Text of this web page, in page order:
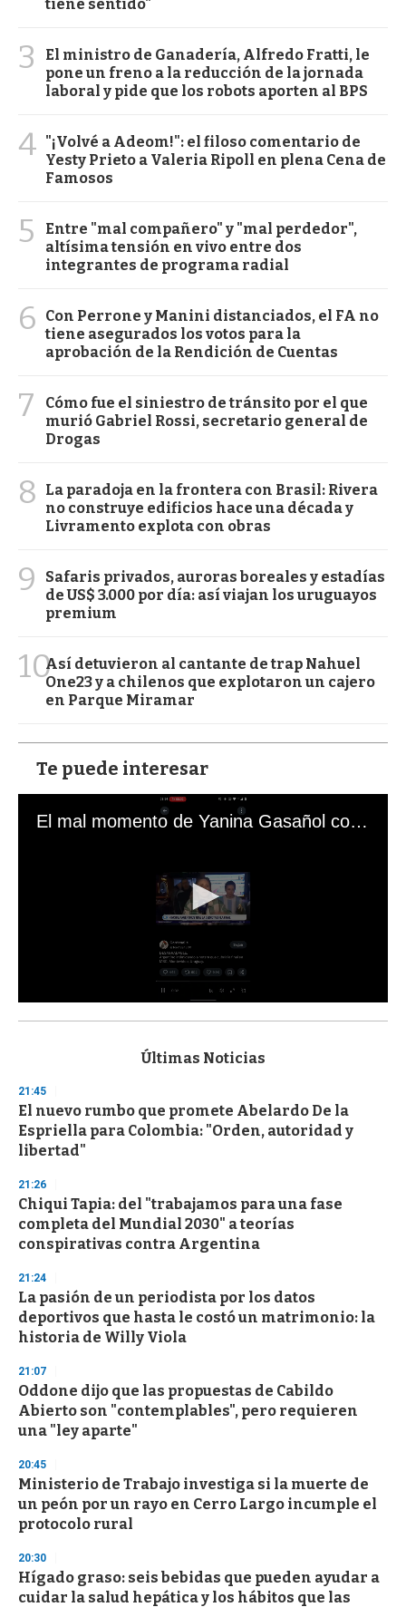
tiene sentido"
3
El ministro de Ganadería, Alfredo Fratti, le
pone un freno a la reducción de la jornada
laboral y pide que los robots aporten al BPS
4 "¡Volvé a Adeom!": el filoso comentario de
Yesty Prieto a Valeria Ripoll en plena Cena de
Famosos
5
Entre "mal compañero" y "mal perdedor",
altísima tensión en vivo entre dos
integrantes de programa radial
6
Con Perrone y Manini distanciados, el FA no
tiene asegurados los votos para la
aprobación de la Rendición de Cuentas
7
Cómo fue el siniestro de tránsito por el que
murió Gabriel Rossi, secretario general de
Drogas
8
La paradoja en la frontera con Brasil: Rivera
no construye edificios hace una década y
Livramento explota con obras
9
Safaris privados, auroras boreales y estadías
de US$ 3.000 por día: así viajan los uruguayos
premium
10Así detuvieron al cantante de trap Nahuel
One23 y a chilenos que explotaron un cajero
en Parque Miramar
Te puede interesar
El mal momento de Yanina Gasañol con un hincha argentino en "Subrayado"
s
d
s
o
f
3
s
e
c
o
n
Últimas Noticias
21:45
El nuevo rumbo que promete Abelardo De la
Espriella para Colombia: "Orden, autoridad y
libertad"
21:26
Chiqui Tapia: del "trabajamos para una fase
completa del Mundial 2030" a teorías
conspirativas contra Argentina
21:24
La pasión de un periodista por los datos
deportivos que hasta le costó un matrimonio: la
historia de Willy Viola
21:07
Oddone dijo que las propuestas de Cabildo
Abierto son "contemplables", pero requieren
una "ley aparte"
20:45
Ministerio de Trabajo investiga si la muerte de
un peón por un rayo en Cerro Largo incumple el
protocolo rural
20:30
Hígado graso: seis bebidas que pueden ayudar a
cuidar la salud hepática y los hábitos que las